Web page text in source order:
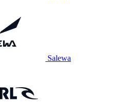
Salewa